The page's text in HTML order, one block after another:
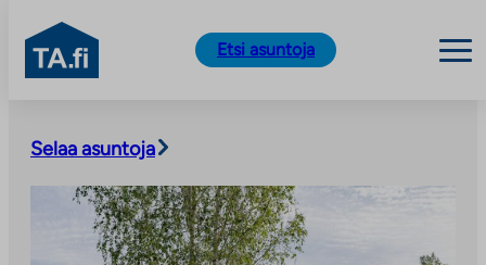
sisältöön
TA.fi
Etsi asuntoja
Selaa asuntoja